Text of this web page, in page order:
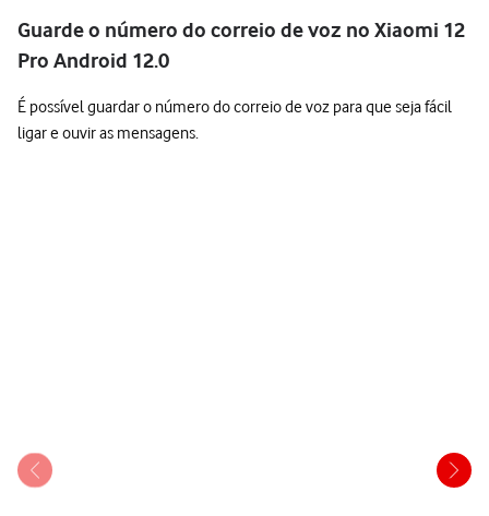
Guarde o número do correio de voz no Xiaomi 12
Pro Android 12.0
É possível guardar o número do correio de voz para que seja fácil
ligar e ouvir as mensagens.